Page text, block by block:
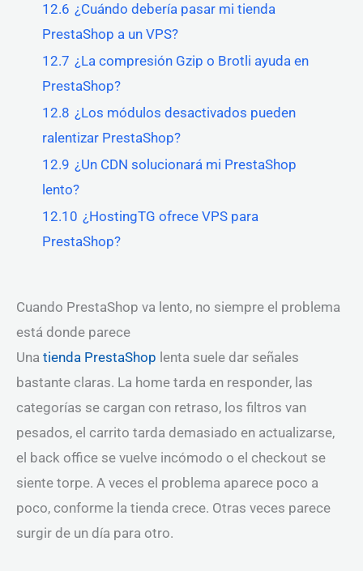
12.6 ¿Cuándo debería pasar mi tienda
PrestaShop a un VPS?
12.7 ¿La compresión Gzip o Brotli ayuda en
PrestaShop?
12.8 ¿Los módulos desactivados pueden
ralentizar PrestaShop?
12.9 ¿Un CDN solucionará mi PrestaShop
lento?
12.10 ¿HostingTG ofrece VPS para
PrestaShop?
Cuando PrestaShop va lento, no siempre el problema
está donde parece
Una tienda PrestaShop lenta suele dar señales
bastante claras. La home tarda en responder, las
categorías se cargan con retraso, los filtros van
pesados, el carrito tarda demasiado en actualizarse,
el back office se vuelve incómodo o el checkout se
siente torpe. A veces el problema aparece poco a
poco, conforme la tienda crece. Otras veces parece
surgir de un día para otro.